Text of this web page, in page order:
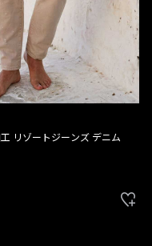
リゾートジーンズ デニム